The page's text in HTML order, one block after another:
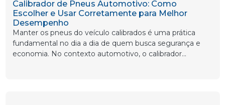
Calibrador de Pneus Automotivo: Como
Escolher e Usar Corretamente para Melhor
Desempenho
Manter os pneus do veículo calibrados é uma prática
fundamental no dia a dia de quem busca segurança e
economia. No contexto automotivo, o calibrador...